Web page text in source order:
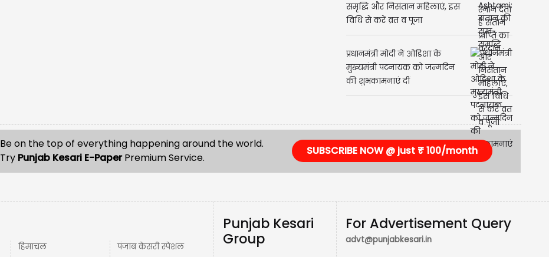
समृद्धि और निसंतान महिलाएं, इस
विधि से करें व्रत व पूजा
प्रधानमंत्री मोदी ने ओडिशा के
मुख्यमंत्री पटनायक को जन्मदिन
की शुभकामनाएं दीं
Be on the top of everything happening around the world.
Try Punjab Kesari E-PaperPremium Service.
SUBSCRIBE NOW @ just ₹ 100/month
हिमाचल पंजाब केसरी स्पेशल
Punjab Kesari
Group
For Advertisement Query
advt@punjabkesari.in